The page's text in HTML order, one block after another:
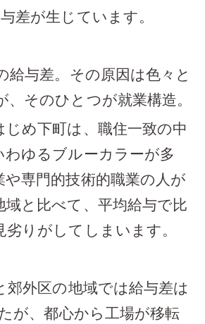
差が生じています。
給与差。その原因は色々と
そのひとつが就業構造。
じめ下町は、職住一致の中
わゆるブルーカラーが多
や専門的技術的職業の人が
域と比べて、平均給与で比
りがしてしまいます。
郊外区の地域では給与差は
が、都心から工場が移転